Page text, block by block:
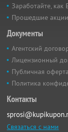
Заработайте, как
Прошедшие акции
Документы
Агентский
Лицензионный
Публичная оферта
Политика
Контакты
Связаться с нами